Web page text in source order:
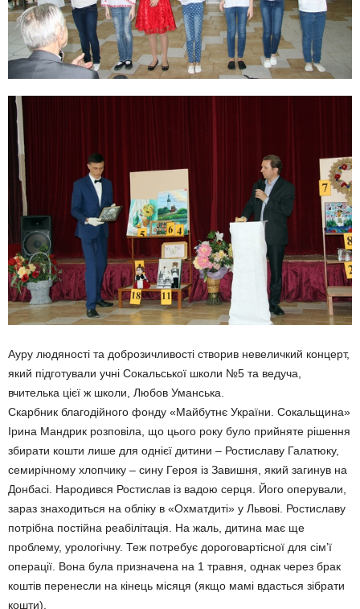
Ауру людяності та доброзичливості створив невеличкий концерт,
який підготували учні Сокальської школи №5 та ведуча,
вчителька цієї ж школи, Любов Уманська.
Скарбник благодійного фонду «Майбутнє України. Сокальщина»
Ірина Мандрик розповіла, що цього року було прийняте рішення
збирати кошти лише для однієї дитини – Ростиславу Галатюку,
семирічному хлопчику – сину Героя із Завишня, який загинув на
Донбасі. Народився Ростислав із вадою серця. Його оперували,
зараз знаходиться на обліку в «Охматдиті» у Львові. Ростиславу
потрібна постійна реабілітація. На жаль, дитина має ще
проблему, урологічну. Теж потребує дороговартісної для сім’ї
операції. Вона була призначена на 1 травня, однак через брак
коштів перенесли на кінець місяця (якщо мамі вдасться зібрати
кошти).